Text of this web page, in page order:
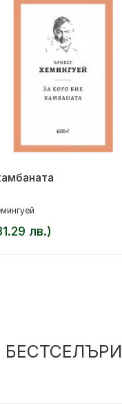
лв.)
БЕСТСЕЛЪРИ